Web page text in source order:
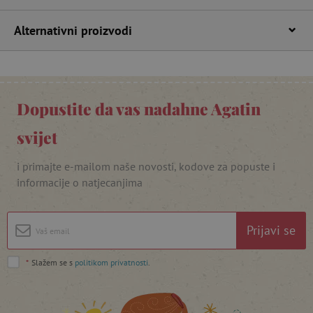
Alternativni proizvodi
Dopustite da vas nadahne Agatin
svijet
i primajte e-mailom naše novosti, kodove za popuste i
informacije o natjecanjima
Prijavi se
* Slažem se s politikom privatnosti.